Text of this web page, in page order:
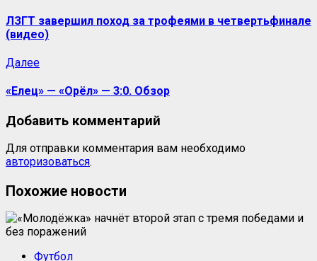
ЛЗГТ завершил поход за трофеями в четвертьфинале
(видео)
Далее
«Елец» — «Орёл» — 3:0. Обзор
Добавить комментарий
Для отправки комментария вам необходимо
авторизоваться.
Похожие новости
Футбол